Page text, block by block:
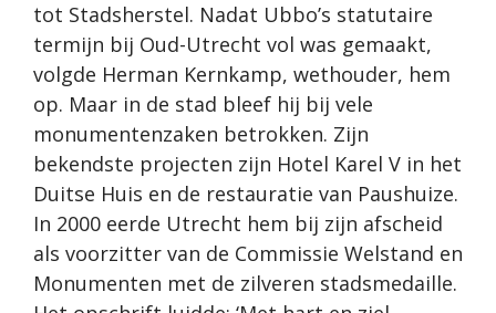
tot Stadsherstel. Nadat Ubbo’s statutaire
termijn bij Oud-Utrecht vol was gemaakt,
volgde Herman Kernkamp, wethouder, hem
op. Maar in de stad bleef hij bij vele
monumentenzaken betrokken. Zijn
bekendste projecten zijn Hotel Karel V in het
Duitse Huis en de restauratie van Paushuize.
In 2000 eerde Utrecht hem bij zijn afscheid
als voorzitter van de Commissie Welstand en
Monumenten met de zilveren stadsmedaille.